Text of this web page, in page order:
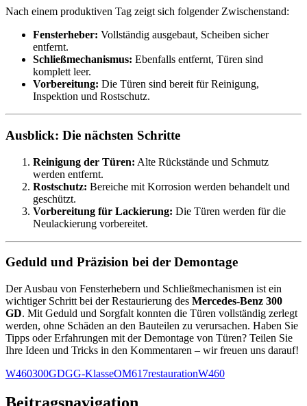
Nach einem produktiven Tag zeigt sich folgender Zwischenstand:
Fensterheber: Vollständig ausgebaut, Scheiben sicher
entfernt.
Schließmechanismus: Ebenfalls entfernt, Türen sind
komplett leer.
Vorbereitung: Die Türen sind bereit für Reinigung,
Inspektion und Rostschutz.
Ausblick: Die nächsten Schritte
Reinigung der Türen: Alte Rückstände und Schmutz
werden entfernt.
Rostschutz: Bereiche mit Korrosion werden behandelt und
geschützt.
Vorbereitung für Lackierung: Die Türen werden für die
Neulackierung vorbereitet.
Geduld und Präzision bei der Demontage
Der Ausbau von Fensterhebern und Schließmechanismen ist ein
wichtiger Schritt bei der Restaurierung des Mercedes-Benz 300
GD. Mit Geduld und Sorgfalt konnten die Türen vollständig zerlegt
werden, ohne Schäden an den Bauteilen zu verursachen. Haben Sie
Tipps oder Erfahrungen mit der Demontage von Türen? Teilen Sie
Ihre Ideen und Tricks in den Kommentaren – wir freuen uns darauf!
W460300GDGG-KlasseOM617restaurationW460